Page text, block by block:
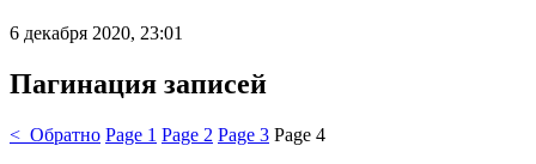
6 декабря 2020, 23:01
Пагинация записей
< Обратно Page 1 Page 2 Page 3 Page 4